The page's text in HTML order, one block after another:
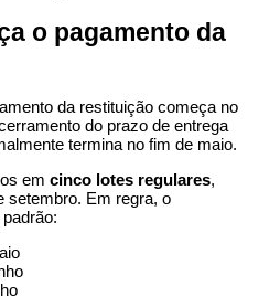
o pagamento da
da restituição começa no
do prazo de entrega
termina no fim de maio.
em cinco lotes regulares,
setembro. Em regra, o